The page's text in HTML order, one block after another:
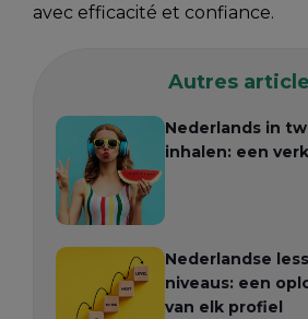
avec efficacité et confiance.
Autres
Nederlands in
inhalen: een
Nederlandse
niveaus: een
van elk profiel